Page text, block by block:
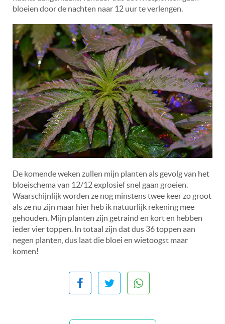
bloeien door de nachten naar 12 uur te verlengen.
De komende weken zullen mijn planten als gevolg van het
bloeischema van 12/12 explosief snel gaan groeien.
Waarschijnlijk worden ze nog minstens twee keer zo groot
als ze nu zijn maar hier heb ik natuurlijk rekening mee
gehouden. Mijn planten zijn getraind en kort en hebben
ieder vier toppen. In totaal zijn dat dus 36 toppen aan
negen planten, dus laat die bloei en wietoogst maar
komen!